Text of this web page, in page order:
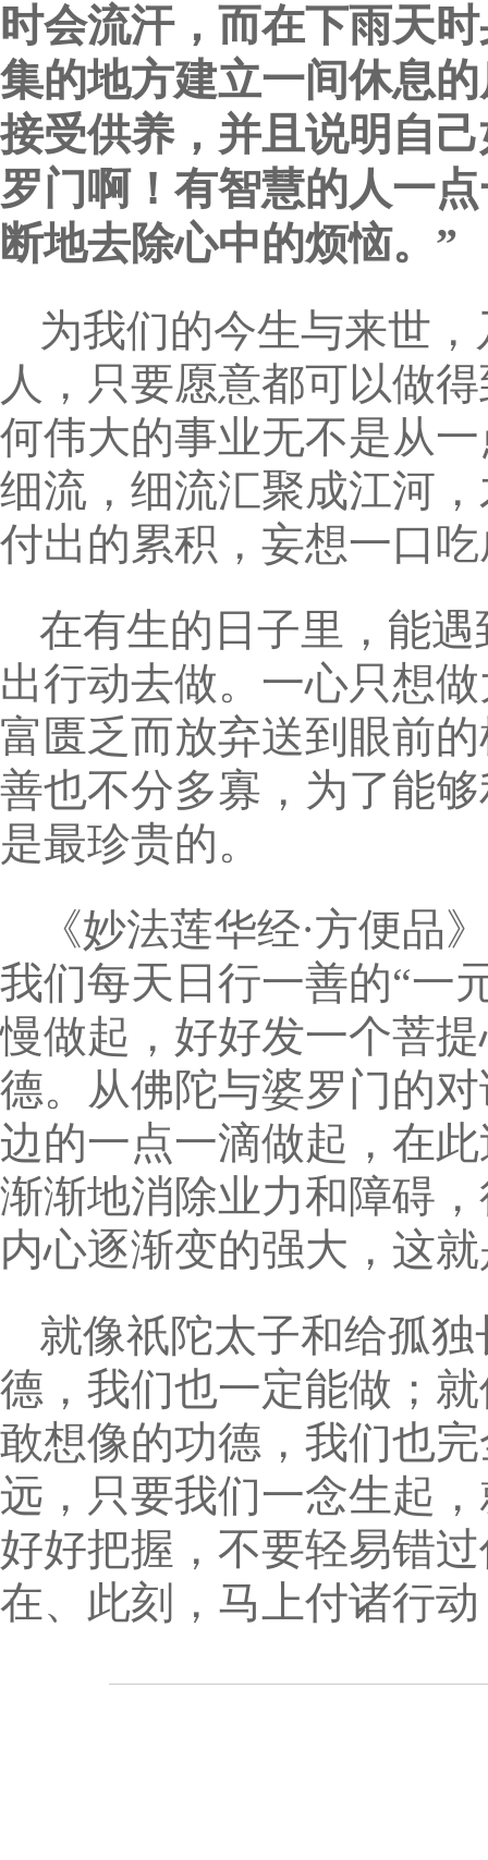
时会流汗，而在下雨天
集的地方建立一间休息
接受供养，并且说明自
罗门啊！有智慧的人一
断地去除心中的烦恼。”
为我们的今生与来世
人，只要愿意都可以做
何伟大的事业无不是从
细流，细流汇聚成江河
付出的累积，妄想一口
在有生的日子里，能
出行动去做。一心只想
富匮乏而放弃送到眼前
善也不分多寡，为了能
是最珍贵的。
《妙法莲华经·方便品
我们每天日行一善的“一
慢做起，好好发一个菩
德。从佛陀与婆罗门的
边的一点一滴做起，在
渐渐地消除业力和障碍
内心逐渐变的强大，这
就像祇陀太子和给孤
德，我们也一定能做；
敢想像的功德，我们也
远，只要我们一念生起
好好把握，不要轻易错
在、此刻，马上付诸行